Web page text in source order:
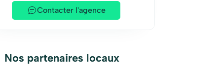
Contacter l'agence
Nos partenaires locaux